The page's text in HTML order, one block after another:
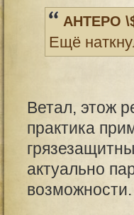
AHTEPO
Ещё
Ветал, этож
практика
актуально
возможности.